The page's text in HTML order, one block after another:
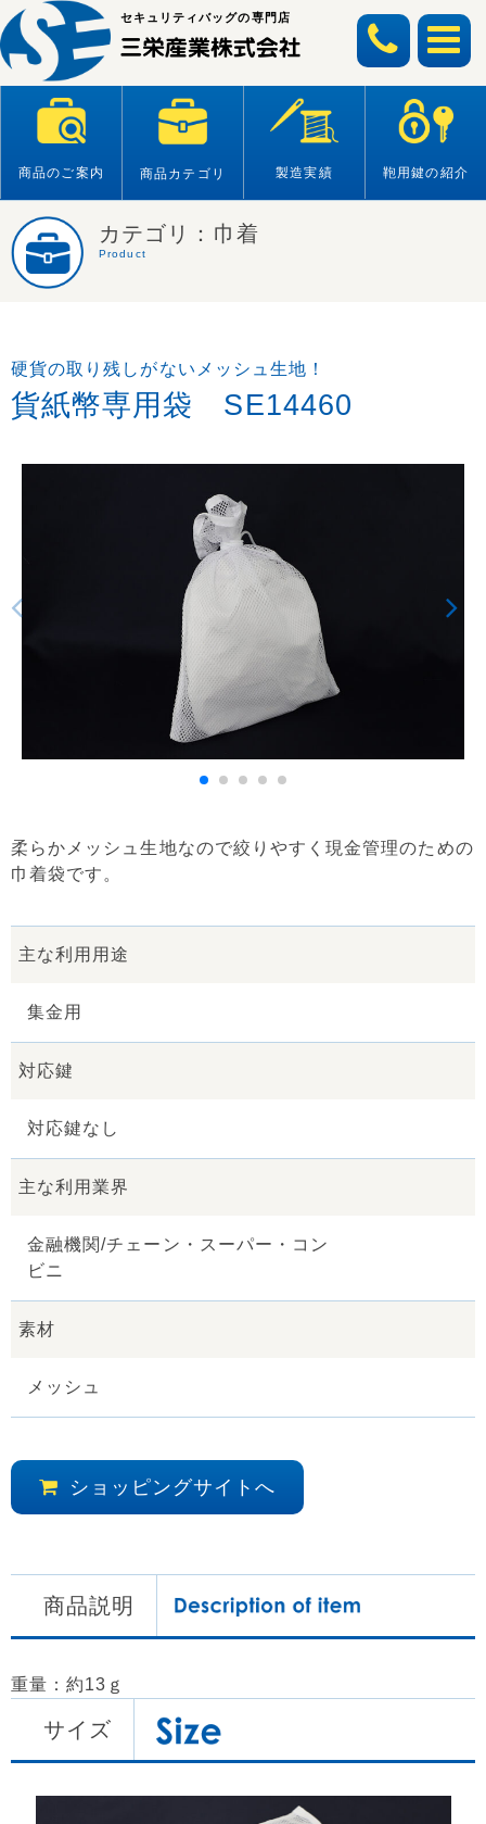
Skip
to
content
セキュリティバッグの専門店
商品のご案内 商品カテゴリ 製造実績 鞄用鍵の紹介
カテゴリ：巾着
Product
硬貨の取り残しがないメッシュ生地！
貨紙幣専用袋 SE14460
柔らかメッシュ生地なので絞りやすく現金管理のための
巾着袋です。
主な利用用途
集金用
対応鍵
対応鍵なし
主な利用業界
金融機関/チェーン・スーパー・コン
ビニ
素材
メッシュ
ショッピングサイトへ
商品説明
重量：約13ｇ
サイズ